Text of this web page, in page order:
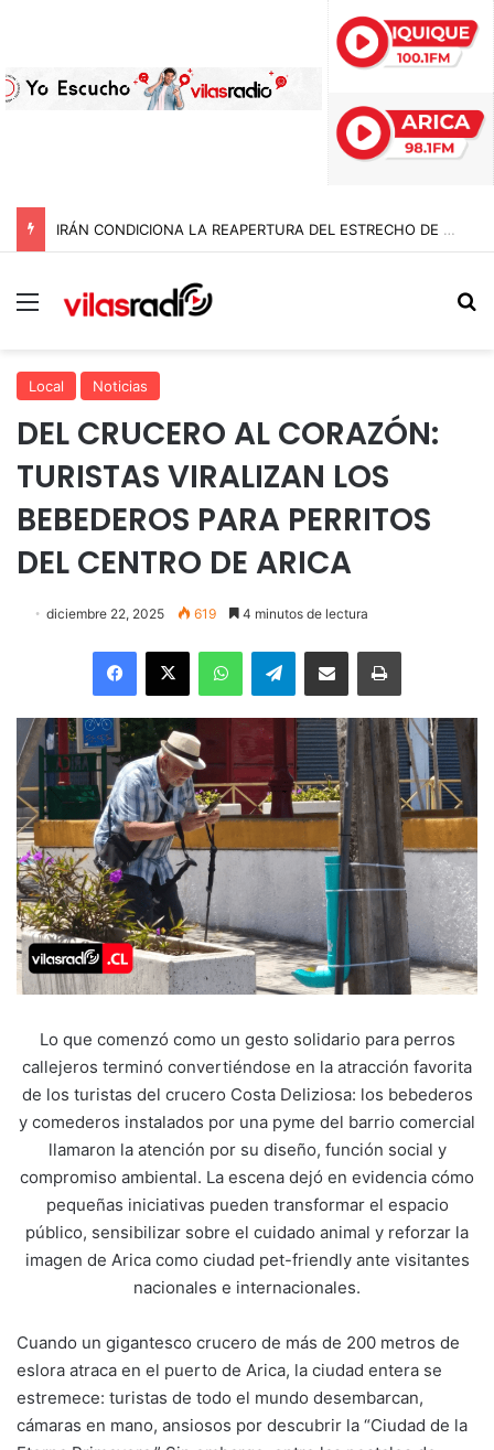
IRÁN CONDICIONA LA REAPERTURA DEL ESTRECHO DE ORMUZ Y EXIGE A ESTADOS UNIDOS EL FIN DEL BLOQUEO Y REPARACIONES DE GUERRA
Menú
Local Noticias
DEL CRUCERO AL CORAZÓN:
TURISTAS VIRALIZAN LOS
BEBEDEROS PARA PERRITOS
DEL CENTRO DE ARICA
diciembre 22, 2025 619 4 minutos de lectura
Facebook
X WhatsAppTelegramEnviar vía email Imprimir
Lo que comenzó como un gesto solidario para perros
callejeros terminó convertiéndose en la atracción favorita
de los turistas del crucero Costa Deliziosa: los bebederos
y comederos instalados por una pyme del barrio comercial
llamaron la atención por su diseño, función social y
compromiso ambiental. La escena dejó en evidencia cómo
pequeñas iniciativas pueden transformar el espacio
público, sensibilizar sobre el cuidado animal y reforzar la
imagen de Arica como ciudad pet-friendly ante visitantes
nacionales e internacionales.
Cuando un gigantesco crucero de más de 200 metros de
eslora atraca en el puerto de Arica, la ciudad entera se
estremece: turistas de todo el mundo desembarcan,
cámaras en mano, ansiosos por descubrir la “Ciudad de la